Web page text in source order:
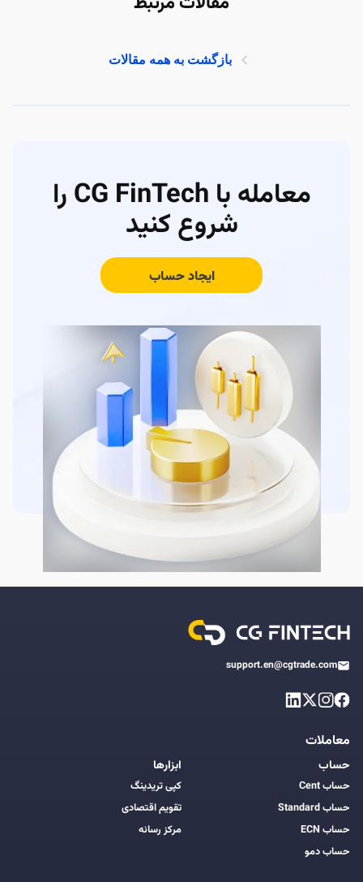
بازگشت به همه مقالات
معامله با CG FinTech را
شروع کنید
ایجاد حساب
support.en@cgtrade.com
معاملات
حساب
حساب Cent
حساب Standard
حساب ECN
حساب دمو
ابزارها
کپی تریدینگ
تقویم اقتصادی
مرکز رسانه